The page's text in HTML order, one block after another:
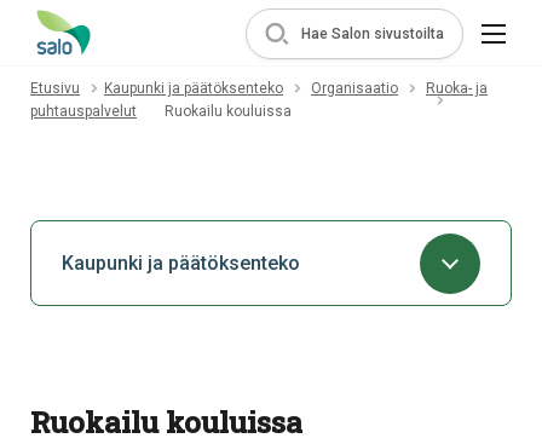
Hae Salon sivustoilta
Etusivu Kaupunki ja päätöksenteko Organisaatio
Ruoka- ja
puhtauspalvelut
Ruokailu kouluissa
Kaupunki ja päätöksenteko
Ruokailu kouluissa